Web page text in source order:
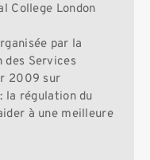
College London
par la
des Services
2009 sur
la régulation du
à une meilleure
Contact
Rechercher